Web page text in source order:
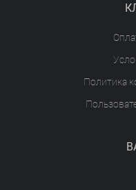
Политика